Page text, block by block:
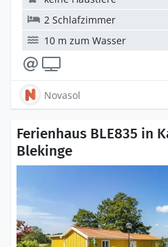
2 Schlafzimmer
10 m zum Wasser
Novasol
Ferienhaus BLE835 in
Blekinge